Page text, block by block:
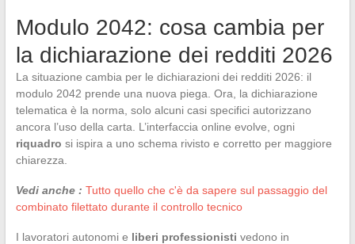
Modulo 2042: cosa cambia per
la dichiarazione dei redditi 2026
La situazione cambia per le dichiarazioni dei redditi 2026: il
modulo 2042 prende una nuova piega. Ora, la dichiarazione
telematica è la norma, solo alcuni casi specifici autorizzano
ancora l’uso della carta. L’interfaccia online evolve, ogni
riquadro si ispira a uno schema rivisto e corretto per maggiore
chiarezza.
Vedi anche : Tutto quello che c'è da sapere sul passaggio del
combinato filettato durante il controllo tecnico
I lavoratori autonomi e liberi professionisti vedono in